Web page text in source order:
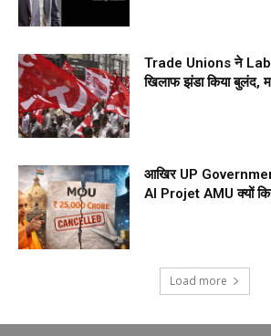
Trade Unions ने
खिलाफ झंडा किया बुलंद,
आखिर UP
AI Projet AMU क्यों
Load more